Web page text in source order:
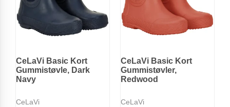
CeLaVi Basic Kort
Gummistøvle, Dark
Navy
CeLaVi
CeLaVi Basic Kort
Gummistøvler,
Redwood
CeLaVi